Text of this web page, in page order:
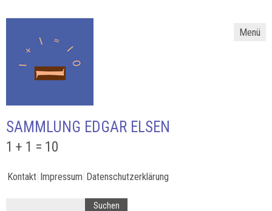
Menü
SAMMLUNG EDGAR ELSEN
1 + 1 = 10
Kontakt Impressum Datenschutzerklärung